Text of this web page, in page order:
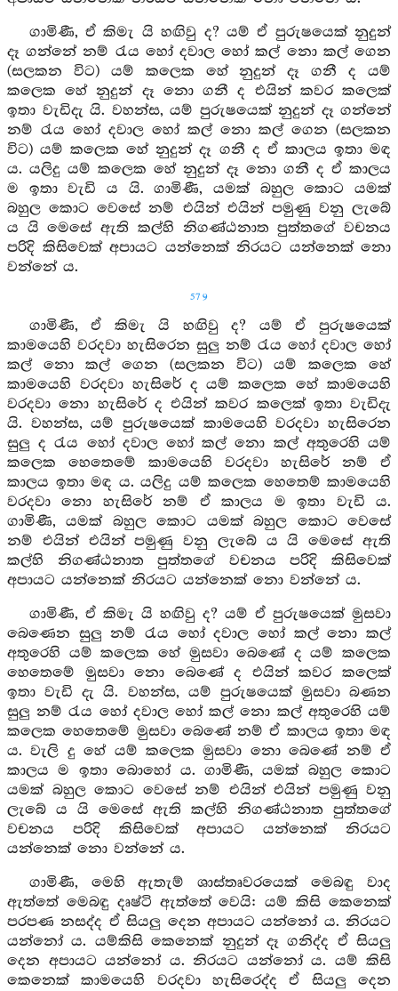
ගාමිණී, ඒ කිමැ යි හඟිවු ද? යම් ඒ පුරුෂයෙක් නුදුන්
දෑ ගන්නේ නම් රැය හෝ දවාල හෝ කල් නො කල් ගෙන
(සලකන විට) යම් කලෙක හේ නුදුන් දෑ ගනී ද යම්
කලෙක හේ නුදුන් දෑ නො ගනී ද එයින් කවර කලෙක්
ඉතා වැඩිදැ යි. වහන්ස, යම් පුරුෂයෙක් නුදුන් දෑ ගන්නේ
නම් රැය හෝ දවාල හෝ කල් නො කල් ගෙන (සලකන
විට) යම් කලෙක හේ නුදුන් දෑ ගනී ද ඒ කාලය ඉතා මඳ
ය. යලිදු යම් කලෙක හේ නුදුන් දෑ නො ගනී ද ඒ කාලය
ම ඉතා වැඩි ය යි. ගාමිණී, යමක් බහුල කොට යමක්
බහුල කොට වෙසේ නම් එයින් එයින් පමුණු වනු ලැබේ
ය යි මෙසේ ඇති කල්හි නිගණ්ඨනාත පුත්තගේ වචනය
පරිදි කිසිවෙක් අපායට යන්නෙක් නිරයට යන්නෙක් නො
වන්නේ ය.
579
ගාමිණී, ඒ කිමැ යි හඟිවු ද? යම් ඒ පුරුෂයෙක්
කාමයෙහි වරදවා හැසිරෙන සුලු නම් රැය හෝ දවාල හෝ
කල් නො කල් ගෙන (සලකන විට) යම් කලෙක හේ
කාමයෙහි වරදවා හැසිරේ ද යම් කලෙක හේ කාමයෙහි
වරදවා නො හැසිරේ ද එයින් කවර කලෙක් ඉතා වැඩිදැ
යි. වහන්ස, යම් පුරුෂයෙක් කාමයෙහි වරදවා හැසිරෙන
සුලු ද රැය හෝ දවාල හෝ කල් නො කල් අතුරෙහි යම්
කලෙක හෙතෙමේ කාමයෙහි වරදවා හැසිරේ නම් ඒ
කාලය ඉතා මඳ ය. යලිදු යම් කලෙක හෙතෙම් කාමයෙහි
වරදවා නො හැසිරේ නම් ඒ කාලය ම ඉතා වැඩි ය.
ගාමිණී, යමක් බහුල කොට යමක් බහුල කොට වෙසේ
නම් එයින් එයින් පමුණු වනු ලැබේ ය යි මෙසේ ඇති
කල්හි නිගණ්ඨනාත පුත්තගේ වචනය පරිදි කිසිවෙක්
අපායට යන්නෙක් නිරයට යන්නෙක් නො වන්නේ ය.
ගාමිණී, ඒ කිමැ යි හඟිවු ද? යම් ඒ පුරුෂයෙක් මුසවා
බෙණෙන සුලු නම් රැය හෝ දවාල හෝ කල් නො කල්
අතුරෙහි යම් කලෙක හේ මුසවා බෙණේ ද යම් කලෙක
හෙතෙමේ මුසවා නො බෙණේ ද එයින් කවර කලෙක්
ඉතා වැඩි දැ යි. වහන්ස, යම් පුරුෂයෙක් මුසවා බණන
සුලු නම් රැය හෝ දවාල හෝ කල් නො කල් අතුරෙහි යම්
කලෙක හෙතෙමේ මුසවා බෙණේ නම් ඒ කාලය ඉතා මඳ
ය. වැලි දු හේ යම් කලෙක මුසවා නො බෙණේ නම් ඒ
කාලය ම ඉතා බොහෝ ය. ගාමිණී, යමක් බහුල කොට
යමක් බහුල කොට වෙසේ නම් එයින් එයින් පමුණු වනු
ලැබේ ය යි මෙසේ ඇති කල්හි නිගණ්ඨනාත පුත්තගේ
වචනය පරිදි කිසිවෙක් අපායට යන්නෙක් නිරයට
යන්නෙක් නො වන්නේ ය.
ගාමිණී, මෙහි ඇතැම් ශාස්තෘවරයෙක් මෙබඳු වාද
ඇත්තේ මෙබඳු දෘෂ්ටි ඇත්තේ වෙයි: යම් කිසි කෙනෙක්
පරපණ නසද්ද ඒ සියලු දෙන අපායට යන්නෝ ය. නිරයට
යන්නෝ ය. යම්කිසි කෙනෙක් නුදුන් දෑ ගනිද්ද ඒ සියලු
දෙන අපායට යන්නෝ ය. නිරයට යන්නෝ ය. යම් කිසි
කෙනෙක් කාමයෙහි වරදවා හැසිරෙද්ද ඒ සියලු දෙන